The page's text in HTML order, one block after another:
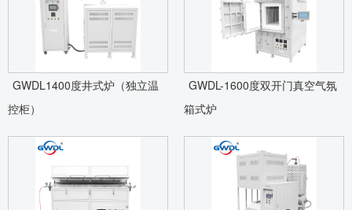
GWDL1400度井式炉（独立温
控柜）
GWDL-1600度双开门真空气氛
箱式炉